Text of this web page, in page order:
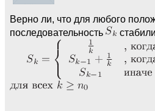
Верно ли, что для любого
последовательность